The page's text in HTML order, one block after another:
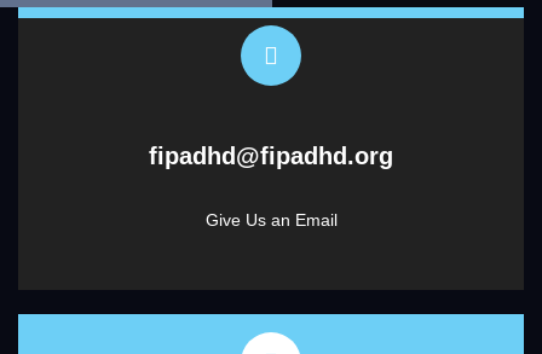
fipadhd@fipadhd.org
Give Us an Email